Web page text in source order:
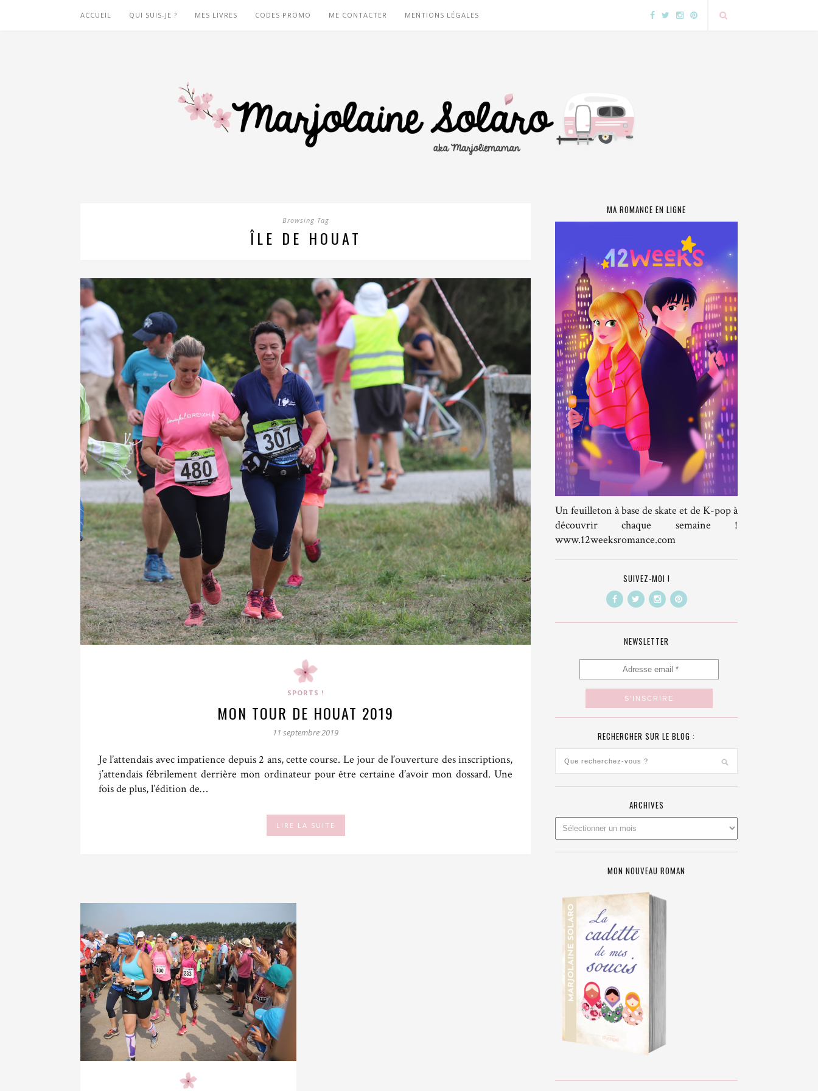
ACCUEIL QUI SUIS-JE ? MES LIVRES CODES PROMO ME CONTACTER MENTIONS LÉGALES
Browsing Tag
ÎLE DE HOUAT
SPORTS !
MON TOUR DE HOUAT 2019
11 septembre 2019
Je l’attendais avec impatience depuis 2 ans, cette course. Le jour de l’ouverture des inscriptions,
j’attendais fébrilement derrière mon ordinateur pour être certaine d’avoir mon dossard. Une
fois de plus, l’édition de…
LIRE LA SUITE
MA ROMANCE EN LIGNE
Un feuilleton à base de skate et de K-pop à
découvrir chaque semaine !
www.12weeksromance.com
SUIVEZ-MOI !
NEWSLETTER
RECHERCHER SUR LE BLOG :
ARCHIVES
MON NOUVEAU ROMAN